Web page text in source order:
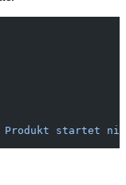
Produkt startet